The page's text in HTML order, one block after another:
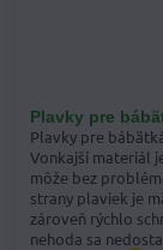
Plavky pre
Plavky pre
Vonkajší materiál
môže bez
strany plaviek je
zároveň rýchlo
nehoda sa